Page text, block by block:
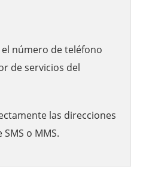
número de teléfono
de servicios del
las direcciones
o MMS.